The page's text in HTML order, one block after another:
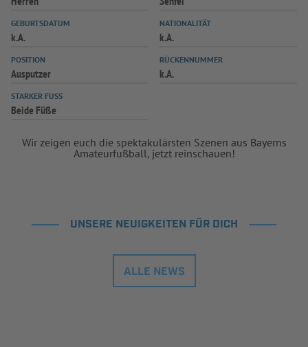
SPIELPLUS
GEBURTSDATUM
k.A.
NATIONALITÄT
k.A.
POSITION
Ausputzer
RÜCKENNUMMER
k.A.
STARKER FUSS
Beide Füße
Wir zeigen euch die spektakulärsten Szenen aus Bayerns
Amateurfußball, jetzt reinschauen!
UNSERE NEUIGKEITEN FÜR DICH
ALLE NEWS